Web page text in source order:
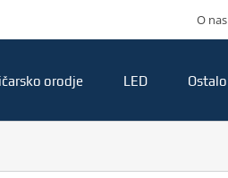
O nas
orodje LED Ostalo